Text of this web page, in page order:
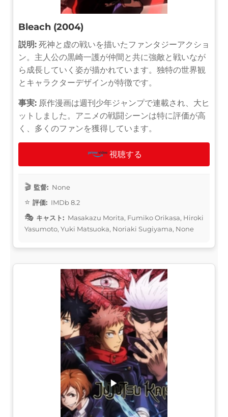
Bleach (2004)
説明: 死神と虚の戦いを描いたファンタジーアクショ
ン。主人公の黒崎一護が仲間と共に強敵と戦いなが
ら成長していく姿が描かれています。独特の世界観
とキャラクターデザインが特徴です。
事実: 原作漫画は週刊少年ジャンプで連載され、大ヒ
ットしました。アニメの戦闘シーンは特に評価が高
く、多くのファンを獲得しています。
視聴する
監督: None
評価: IMDb 8.2
キャスト: Masakazu Morita, Fumiko Orikasa, Hiroki
Yasumoto, Yuki Matsuoka, Noriaki Sugiyama, None
▶